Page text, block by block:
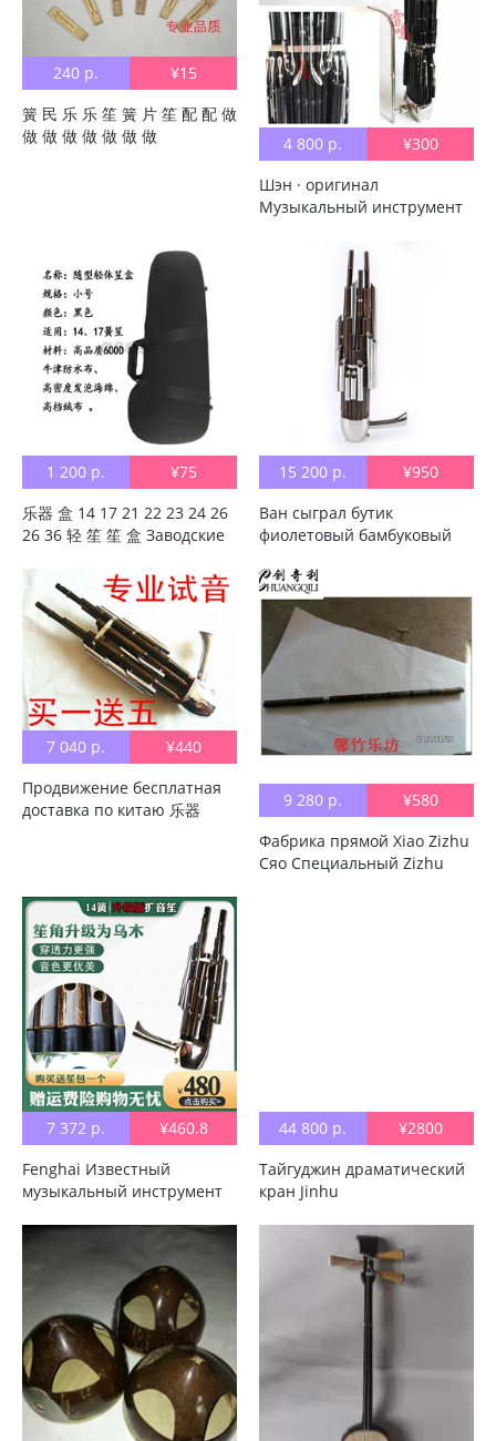
240 р.
¥15
簧 民 乐 乐 笙 簧 片 笙 配 配 做
做 做 做 做 做 做 做
4 800 р.
¥300
Шэн · оригинал
Музыкальный инструмент
высокая Звук 加 加 扩 扩 笙
笙 высококачественный
Добавить ключ 36 Spring
Performance Sheng
1 200 р.
¥75
乐器 盒 14 17 21 22 23 24 26
26 36 轻 笙 笙 盒 Заводские
盒 盒 盒 пакет
15 200 р.
¥950
Ван сыграл бутик
фиолетовый бамбуковый
Коробка и аксессуары
фабрики прямые продажи
7 040 р.
¥440
Продвижение бесплатная
доставка по китаю 乐器
Плоские Благкие
Профессиональные
прослушивания
9 280 р.
¥580
Фабрика прямой Xiao Zizhu
Сяо Специальный Zizhu
7 372 р.
¥460.8
Fenghai Известный
музыкальный инструмент
Функция Фабрика прямой
национальный
продувочный музыкальный
инструмент в подарок
пакет
44 800 р.
¥2800
Тайгуджин драматический
кран Jinhu